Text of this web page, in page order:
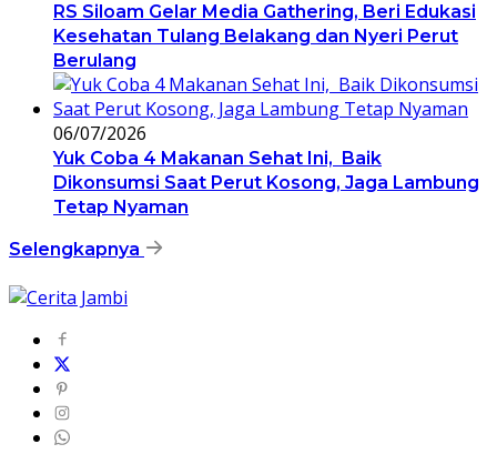
RS Siloam Gelar Media Gathering, Beri Edukasi
Kesehatan Tulang Belakang dan Nyeri Perut
Berulang
06/07/2026
Yuk Coba 4 Makanan Sehat Ini, Baik
Dikonsumsi Saat Perut Kosong, Jaga Lambung
Tetap Nyaman
Selengkapnya